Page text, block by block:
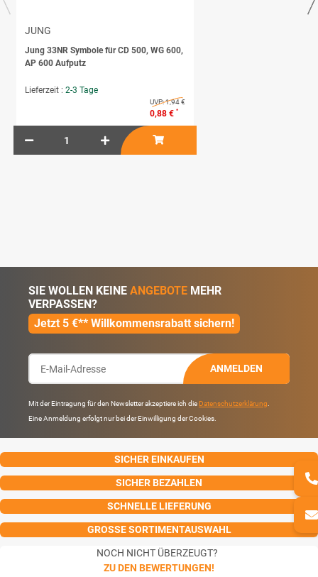
JUNG
Jung 33NR Symbole für CD 500, WG 600,
AP 600 Aufputz
Lieferzeit : 2-3 Tage
UVP:1,94 €
0,88 € *
SIE WOLLEN KEINE ANGEBOTE MEHR
VERPASSEN?
Jetzt 5 €** Willkommensrabatt sichern!
ANMELDEN
Mit der Eintragung für den Newsletter akzeptiere ich die Datenschutzerklärung
Eine Anmeldung erfolgt nur bei der Einwilligung der Cookies.
SICHER EINKAUFEN
SICHER BEZAHLEN
SCHNELLE LIEFERUNG
GROSSE SORTIMENTAUSWAHL
NOCH NICHT ÜBERZEUGT?
ZU DEN BEWERTUNGEN!